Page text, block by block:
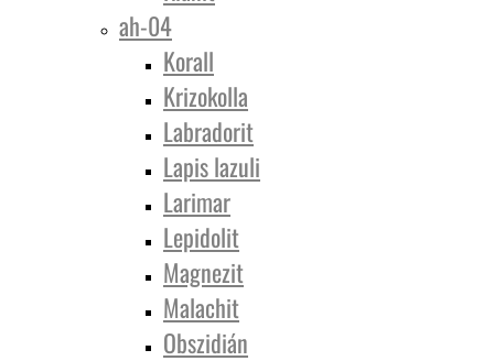
ah-04
Korall
Krizokolla
Labradorit
Lapis lazuli
Larimar
Lepidolit
Magnezit
Malachit
Obszidián